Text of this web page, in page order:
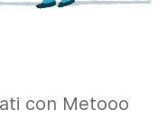
con Metooo